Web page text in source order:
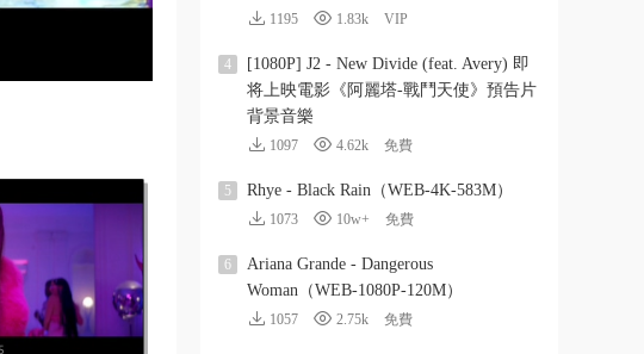
1195 1.83k VIP
4
[1080P] J2 - New Divide (feat. Avery) 即
将上映電影《阿麗塔-戰鬥天使》預告片
背景音樂
1097 4.62k 免費
5 Rhye - Black Rain（WEB-4K-583M）
1073 10w+ 免費
6
Ariana Grande - Dangerous
Woman（WEB-1080P-120M）
1057 2.75k 免費